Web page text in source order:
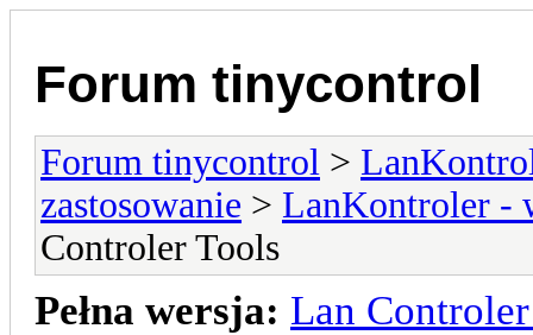
Forum tinycontrol
Forum tinycontrol >
zastosowanie > LanKontroler -
Controler Tools
Pełna wersja: Lan